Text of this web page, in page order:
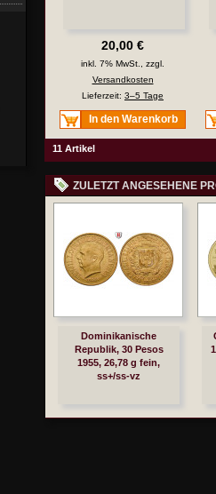
20,00 €
inkl. 7% MwSt., zzgl.
Versandkosten
Lieferzeit: 3–5 Tage
In den Warenkorb
11 Artikel
ZULETZT ANGESEHENE
Dominikanische
Republik, 30 Pesos
1955, 26,78 g fein,
ss+/ss-vz